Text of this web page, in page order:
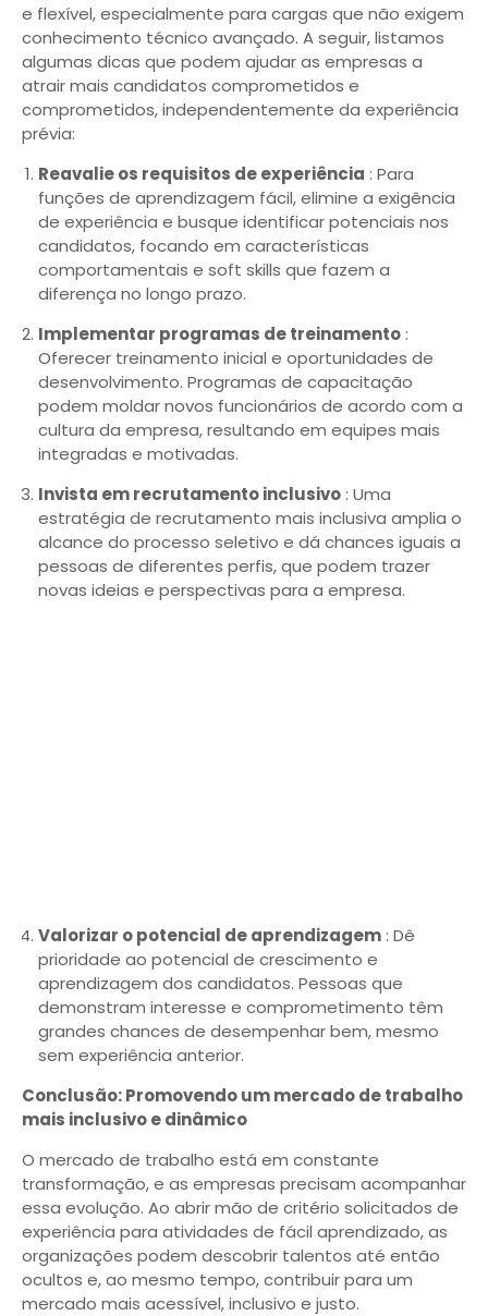
e flexível, especialmente para cargas que não exigem
conhecimento técnico avançado. A seguir, listamos
algumas dicas que podem ajudar as empresas a
atrair mais candidatos comprometidos e
comprometidos, independentemente da experiência
prévia:
Reavalie os requisitos de experiência : Para
funções de aprendizagem fácil, elimine a exigência
de experiência e busque identificar potenciais nos
candidatos, focando em características
comportamentais e soft skills que fazem a
diferença no longo prazo.
Implementar programas de treinamento :
Oferecer treinamento inicial e oportunidades de
desenvolvimento. Programas de capacitação
podem moldar novos funcionários de acordo com a
cultura da empresa, resultando em equipes mais
integradas e motivadas.
Invista em recrutamento inclusivo : Uma
estratégia de recrutamento mais inclusiva amplia o
alcance do processo seletivo e dá chances iguais a
pessoas de diferentes perfis, que podem trazer
novas ideias e perspectivas para a empresa.
Valorizar o potencial de aprendizagem : Dê
prioridade ao potencial de crescimento e
aprendizagem dos candidatos. Pessoas que
demonstram interesse e comprometimento têm
grandes chances de desempenhar bem, mesmo
sem experiência anterior.
Conclusão: Promovendo um mercado de trabalho
mais inclusivo e dinâmico
O mercado de trabalho está em constante
transformação, e as empresas precisam acompanhar
essa evolução. Ao abrir mão de critério solicitados de
experiência para atividades de fácil aprendizado, as
organizações podem descobrir talentos até então
ocultos e, ao mesmo tempo, contribuir para um
mercado mais acessível, inclusivo e justo.